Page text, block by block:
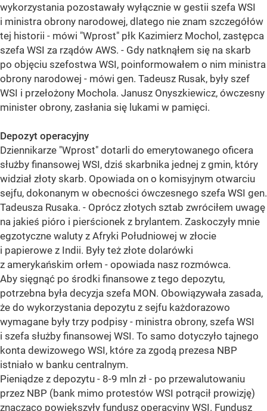
wykorzystania pozostawały wyłącznie w gestii szefa WSI
i ministra obrony narodowej, dlatego nie znam szczegółów
tej historii - mówi "Wprost" płk Kazimierz Mochol, zastępca
szefa WSI za rządów AWS. - Gdy natknąłem się na skarb
po objęciu szefostwa WSI, poinformowałem o nim ministra
obrony narodowej - mówi gen. Tadeusz Rusak, były szef
WSI i przełożony Mochola. Janusz Onyszkiewicz, ówczesny
minister obrony, zasłania się lukami w pamięci.
Depozyt operacyjny
Dziennikarze "Wprost" dotarli do emerytowanego oficera
służby finansowej WSI, dziś skarbnika jednej z gmin, który
widział złoty skarb. Opowiada on o komisyjnym otwarciu
sejfu, dokonanym w obecności ówczesnego szefa WSI gen.
Tadeusza Rusaka. - Oprócz złotych sztab zwróciłem uwagę
na jakieś pióro i pierścionek z brylantem. Zaskoczyły mnie
egzotyczne waluty z Afryki Południowej w złocie
i papierowe z Indii. Były też złote dolarówki
z amerykańskim orłem - opowiada nasz rozmówca.
Aby sięgnąć po środki finansowe z tego depozytu,
potrzebna była decyzja szefa MON. Obowiązywała zasada,
że do wykorzystania depozytu z sejfu każdorazowo
wymagane były trzy podpisy - ministra obrony, szefa WSI
i szefa służby finansowej WSI. To samo dotyczyło tajnego
konta dewizowego WSI, które za zgodą prezesa NBP
istniało w banku centralnym.
Pieniądze z depozytu - 8-9 mln zł - po przewalutowaniu
przez NBP (bank mimo protestów WSI potrącił prowizję)
znacząco powiększyły fundusz operacyjny WSI. Fundusz